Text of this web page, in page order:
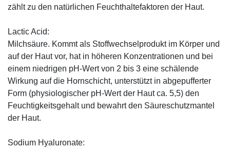
zählt zu den natürlichen Feuchthaltefaktoren der Haut.
Lactic Acid:
Milchsäure. Kommt als Stoffwechselprodukt im Körper und
auf der Haut vor, hat in höheren Konzentrationen und bei
einem niedrigen pH-Wert von 2 bis 3 eine schälende
Wirkung auf die Hornschicht, unterstützt in abgepufferter
Form (physiologischer pH-Wert der Haut ca. 5,5) den
Feuchtigkeitsgehalt und bewahrt den Säureschutzmantel
der Haut.
Sodium Hyaluronate: